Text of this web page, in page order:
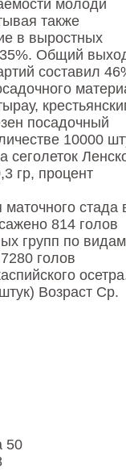
молоди
также
в выростных
Общий
составил
посадочный
10000
сеголеток
гр, процент
стада
814 голов
групп по
голов
Возраст Ср.
50